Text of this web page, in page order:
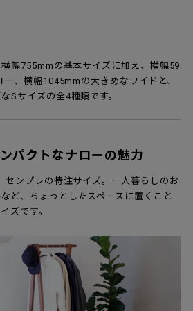
幅755mmの基本サイズに加え、横幅59
、横幅1045mmの大きめなワイドと、
Sサイズの全4種類です。
パクトなナローの魅力
センプレの特注サイズ。一人暮らしのお
ど、ちょっとしたスペースに置くこと
ズです。